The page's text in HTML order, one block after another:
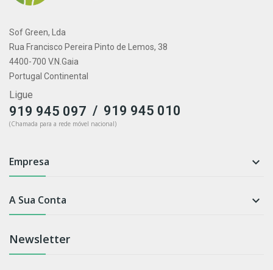
Sof Green, Lda
Rua Francisco Pereira Pinto de Lemos, 38
4400-700 V.N.Gaia
Portugal Continental
Ligue
919 945 097 / 919 945 010
(Chamada para a rede móvel nacional)
Empresa 
A Sua Conta 
Newsletter